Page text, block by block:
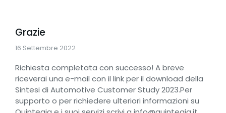
Grazie
16 Settembre 2022
Richiesta completata con successo! A breve
riceverai una e-mail con il link per il download della
Sintesi di Automotive Customer Study 2023.Per
supporto o per richiedere ulteriori informazioni su